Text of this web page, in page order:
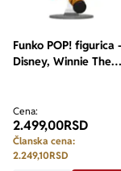
Funko POP! figurica -
Disney, Winnie The
Cena:
2.499,00RSD
Članska cena:
2.249,10RSD